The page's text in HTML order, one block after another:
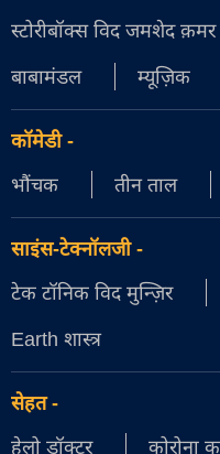
स्टोरीबॉक्स विद जमशेद क़मर
बाबामंडल
म्यूज़िक
कॉमेडी-
भौंचक
तीन ताल
साइंस-टेक्नॉलजी-
टेक टॉनिक विद मुन्ज़िर
Earth शास्त्र
सेहत-
हेलो डॉक्टर
कोरोना